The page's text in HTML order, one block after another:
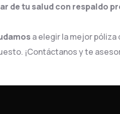
de tu salud con respaldo
a elegir la mejor
¡Contáctanos y te